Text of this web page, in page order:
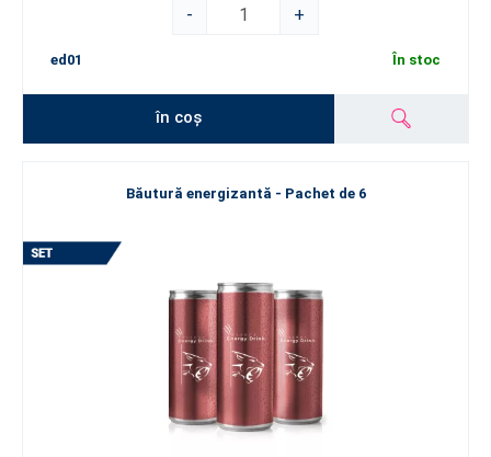
-
+
ed01 În stoc
în coș
Băutură energizantă - Pachet de 6